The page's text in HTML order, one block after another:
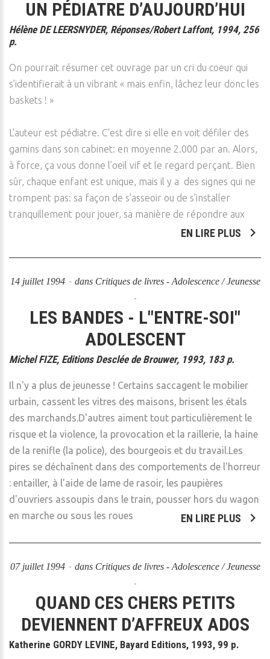
UN PÉDIATRE D’AUJOURD’HUI
Hélène DE LEERSNYDER, Réponses/Robert Laffont, 1994, 256
p.
On pourrait résumer cet ouvrage par un cri du coeur qui
s’identifierait à un vibrant « mais enfin, lâchez leur donc les
baskets ! »
L’auteur est pédiatre. C’est dire si elle en voit défiler des
gamins dans son cabinet: en moyenne 2.000 par an. Alors,
à force, ça vous donne l’oeil vif et le regard perçant. Bien
sûr, chaque enfant est unique, mais il y a des signes qui ne
trompent pas: sa façon de s’asseoir ou de s’installer
tranquillement pour jouer, sa manière de répondre aux
EN LIRE PLUS
14 juillet 1994 dans Critiques de livres - Adolescence / Jeunesse
LES BANDES - L"ENTRE-SOI"
ADOLESCENT
Michel FIZE, Editions Desclée de Brouwer, 1993, 183 p.
Il n'y a plus de jeunesse ! Certains saccagent le mobilier
urbain, cassent les vitres des maisons, brisent les étals
des marchands.D'autres aiment tout particulièrement le
risque et la violence, la provocation et la raillerie, la haine
de la renifle (la police), des bourgeois et du travail.Les
pires se déchaînent dans des comportements de l'horreur
: entailler, à l'aide de lame de rasoir, les paupières
d'ouvriers assoupis dans le train, pousser hors du wagon
en marche ou sous les roues
EN LIRE PLUS
07 juillet 1994 dans Critiques de livres - Adolescence / Jeunesse
QUAND CES CHERS PETITS
DEVIENNENT D’AFFREUX ADOS
Katherine GORDY LEVINE, Bayard Editions, 1993, 99 p.